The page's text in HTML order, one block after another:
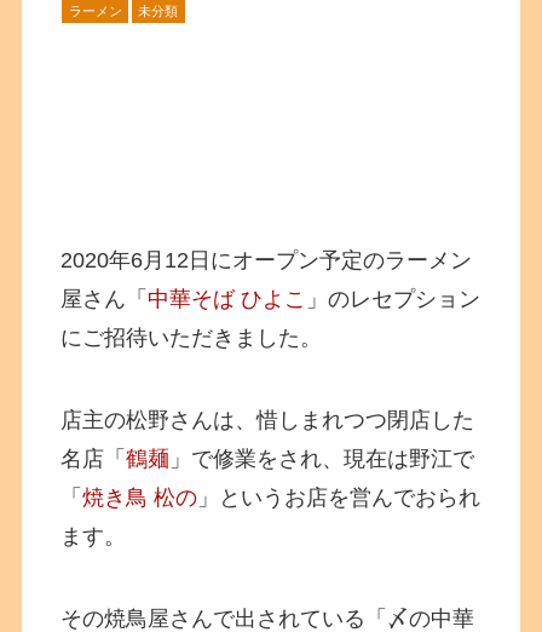
ラーメン 未分類
2020年6月12日にオープン予定のラーメン
屋さん「 中華そば ひよこ 」のレセプション
にご招待いただきました。
店主の松野さんは、惜しまれつつ閉店した
名店「鶴麺 」で修業をされ、現在は野江で
「焼き鳥 松の 」というお店を営んでおられ
ます。
その焼鳥屋さんで出されている「〆の中華